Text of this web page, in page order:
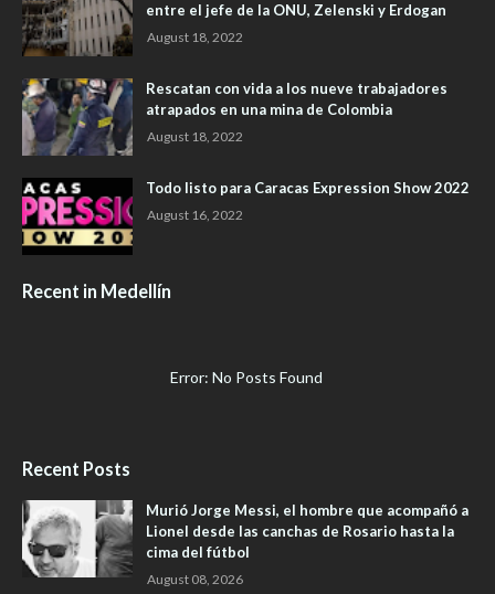
entre el jefe de la ONU, Zelenski y Erdogan
August 18, 2022
Rescatan con vida a los nueve trabajadores
atrapados en una mina de Colombia
August 18, 2022
Todo listo para Caracas Expression Show 2022
August 16, 2022
Recent in Medellín
Error: No Posts Found
Recent Posts
Murió Jorge Messi, el hombre que acompañó a
Lionel desde las canchas de Rosario hasta la
cima del fútbol
August 08, 2026